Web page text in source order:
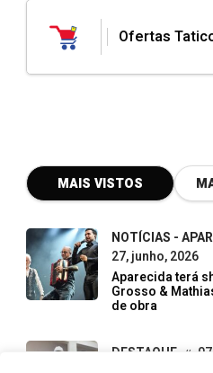
Ofertas
NOTÍCIAS -
Aparecida terá
Grosso &
de obra
DESTAQUE
economia verde